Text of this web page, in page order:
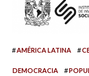
#AMÉRICA LATINA #
DEMOCRACIA #